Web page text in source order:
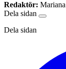
Redaktör:
Dela sidan
Dela sidan